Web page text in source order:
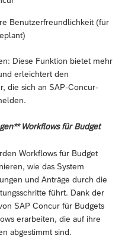
Benutzerfreundlichkeit (für
Diese Funktion bietet mehr
erleichtert den
die sich an SAP-Concur-
Workflows für Budget
Workflows für Budget
wie das System
und Anträge durch die
führt. Dank der
SAP Concur für Budgets
erarbeiten, die auf ihre
abgestimmt sind.